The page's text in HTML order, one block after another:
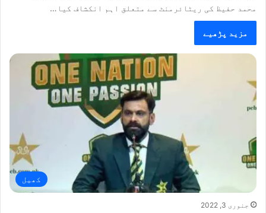
محمد حفیظ کی ریٹائرمنٹ سے متعلق اہم انکشاف کیا…
مزید پڑھیے
کھیل
جنوری 3, 2022